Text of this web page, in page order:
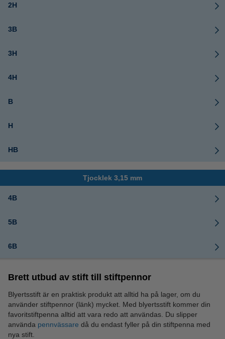
2H
3B
3H
4H
B
H
HB
Tjocklek 3,15 mm
4B
5B
6B
Brett utbud av stift till stiftpennor
Blyertsstift är en praktisk produkt att alltid ha på lager, om du
använder stiftpennor (länk) mycket. Med blyertsstift kommer din
favoritstiftpenna alltid att vara redo att användas. Du slipper
använda pennvässare då du endast fyller på din stiftpenna med
nya stift.